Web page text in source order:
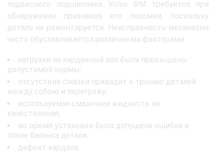
подвесного подшипника Volvo ФМ требуется при
обнаружении признаков его поломки, поскольку
деталь не ремонтируется. Неисправность механизма
часто обуславливается различными факторами:
нагрузки на карданный вал были превышены
допустимой нормы;
отсутствие смазки приводит к трению деталей
между собою и перегреву;
используемая смазочная жидкость не
качественная;
во время установки была допущена ошибка в
плане баланса детали;
дефект кардана;